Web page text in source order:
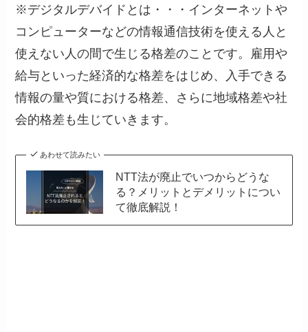
※デジタルデバイドとは・・・インターネットや
コンピューターなどの情報通信技術を使える人と
使えない人の間で生じる格差のことです。雇用や
給与といった経済的な格差をはじめ、入手できる
情報の量や質における格差、さらに地域格差や社
会的格差も生じていきます。
あわせて読みたい
NTT法が廃止でいつからどうな
る？メリットとデメリットについ
て徹底解説！